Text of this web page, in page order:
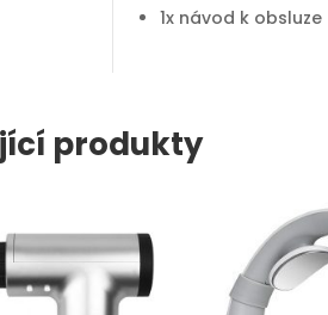
1x návod k obsluze
produkty